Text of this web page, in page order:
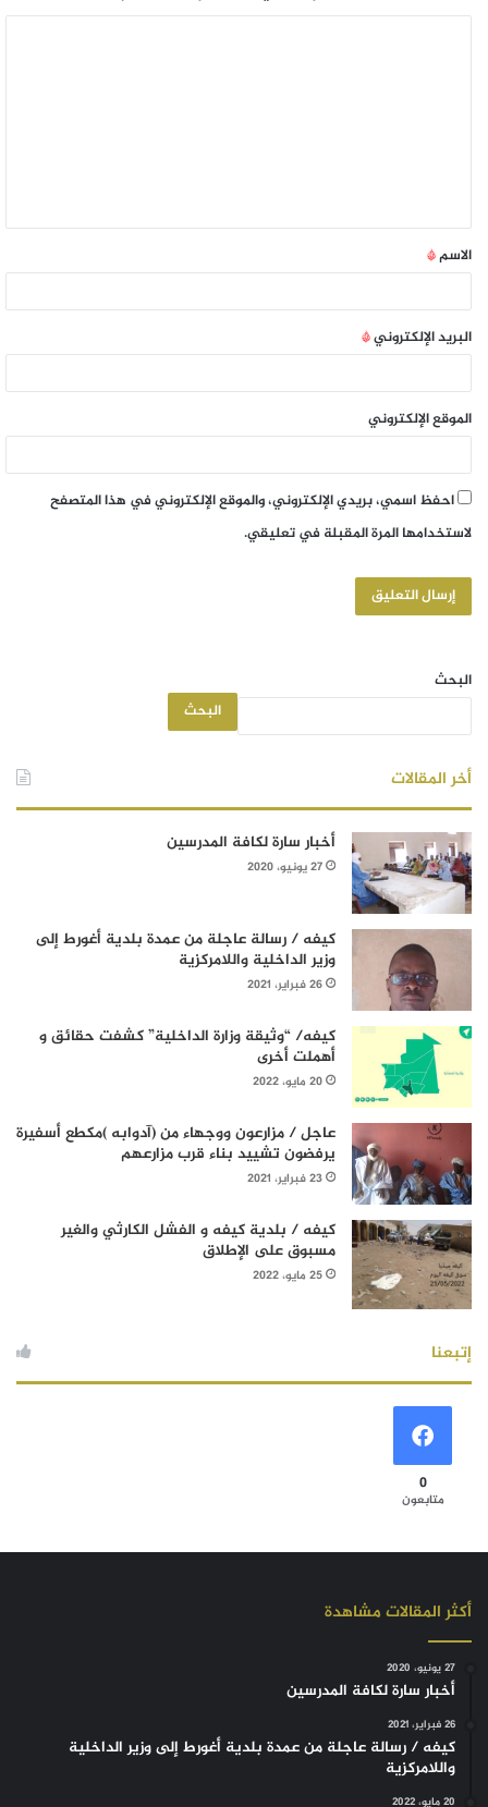
الاسم*
البريد الإلكتروني*
الموقع الإلكتروني
احفظ اسمي، بريدي الإلكتروني، والموقع الإلكتروني في هذا المتصفح
لاستخدامها المرة المقبلة في تعليقي.
البحث
البحث
أخر المقالات
أخبار سارة لكافة المدرسين
27 يونيو، 2020
كيفه / رسالة عاجلة من عمدة بلدية أغورط إلى
وزير الداخلية واللامركزية
26 فبراير، 2021
كيفه/ “وثيقة وزارة الداخلية” كشفت حقائق و
أهملت أخرى
20 مايو، 2022
عاجل / مزارعون ووجهاء من (آدوابه )مكطع أسفيرة
يرفضون تشييد بناء قرب مزارعهم
23 فبراير، 2021
كيفه / بلدية كيفه و الفشل الكارثي والغير
مسبوق على الإطلاق
25 مايو، 2022
إتبعنا
0
متابعون
أكثر المقالات مشاهدة
27 يونيو، 2020
أخبار سارة لكافة المدرسين
26 فبراير، 2021
كيفه / رسالة عاجلة من عمدة بلدية أغورط إلى وزير الداخلية
واللامركزية
20 مايو، 2022